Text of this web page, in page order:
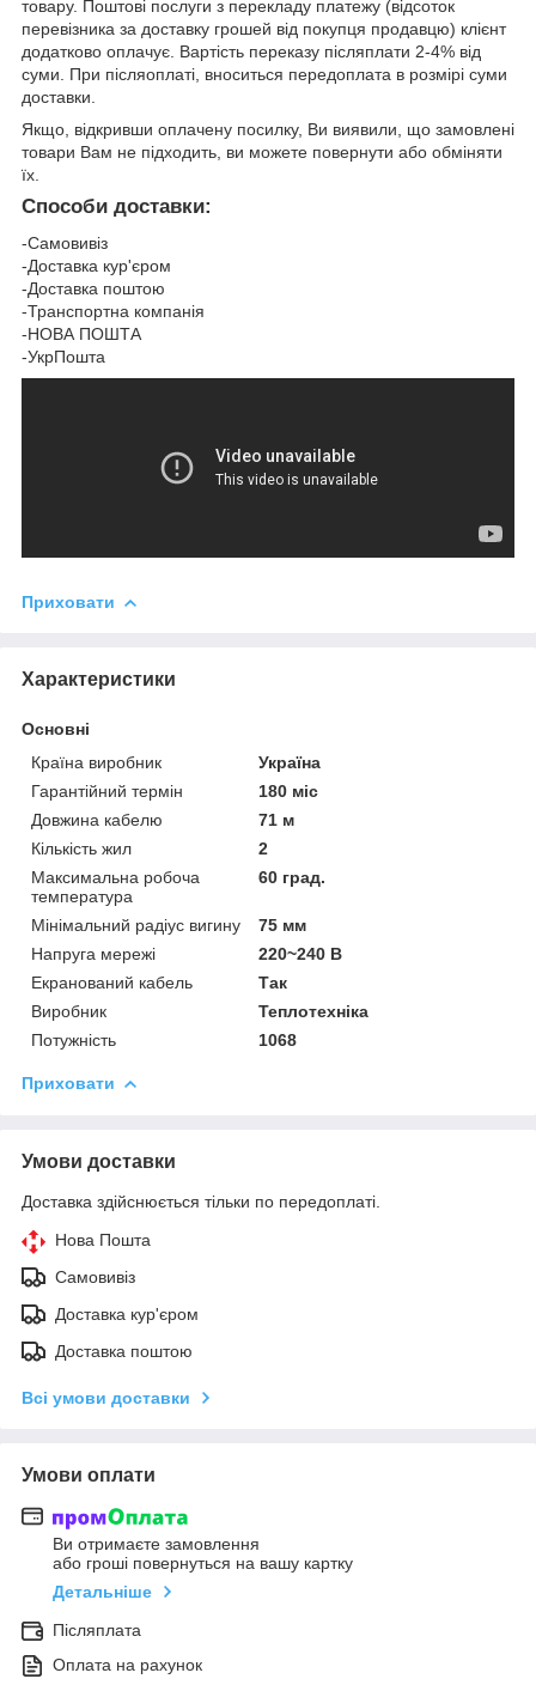
товару. Поштові послуги з перекладу платежу (відсоток
перевізника за доставку грошей від покупця продавцю) клієнт
додатково оплачує. Вартість переказу післяплати 2-4% від
суми. При післяоплаті, вноситься передоплата в розмірі суми
доставки.
Якщо, відкривши оплачену посилку, Ви виявили, що замовлені
товари Вам не підходить, ви можете повернути або обміняти
їх.
Способи доставки:
-Самовивіз
-Доставка кур'єром
-Доставка поштою
-Транспортна компанія
-НОВА ПОШТА
-УкрПошта
Приховати
Характеристики
Основні
Країна виробник
Україна
Гарантійний термін
180 міс
Довжина кабелю
71 м
Кількість жил
2
Максимальна робоча
температура
60 град.
Мінімальний радіус вигину
75 мм
Напруга мережі
220~240 В
Екранований кабель
Так
Виробник
Теплотехніка
Потужність
1068
Приховати
Умови доставки
Доставка здійснюється тільки по передоплаті.
Нова Пошта
Самовивіз
Доставка кур'єром
Доставка поштою
Всі умови доставки
Умови оплати
Ви отримаєте замовлення
або гроші повернуться на вашу картку
Детальніше
Післяплата
Оплата на рахунок